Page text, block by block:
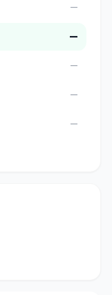
—
—
—
—
—